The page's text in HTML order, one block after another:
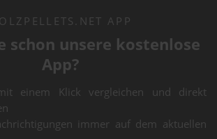
APP
schon unsere kostenlose
App?
einem Klick vergleichen und direkt
immer auf dem aktuellen